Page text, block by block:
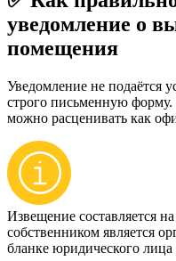
уведомление о
помещения
Уведомление не подаётся
строго письменную форму.
можно расценивать как
Извещение составляется
собственником является
бланке юридического лица